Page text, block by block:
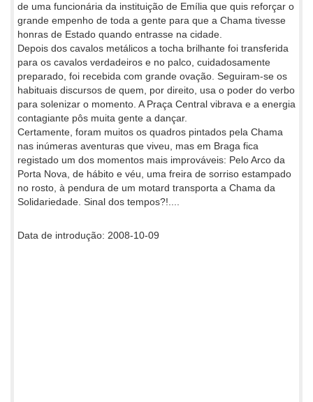
de uma funcionária da instituição de Emília que quis reforçar o
grande empenho de toda a gente para que a Chama tivesse
honras de Estado quando entrasse na cidade.
Depois dos cavalos metálicos a tocha brilhante foi transferida
para os cavalos verdadeiros e no palco, cuidadosamente
preparado, foi recebida com grande ovação. Seguiram-se os
habituais discursos de quem, por direito, usa o poder do verbo
para solenizar o momento. A Praça Central vibrava e a energia
contagiante pôs muita gente a dançar.
Certamente, foram muitos os quadros pintados pela Chama
nas inúmeras aventuras que viveu, mas em Braga fica
registado um dos momentos mais improváveis: Pelo Arco da
Porta Nova, de hábito e véu, uma freira de sorriso estampado
no rosto, à pendura de um motard transporta a Chama da
Solidariedade. Sinal dos tempos?!....
Data de introdução: 2008-10-09